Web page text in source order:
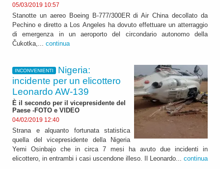
05/03/2019 10:57
Stanotte un aereo Boeing B-777/300ER di Air China decollato da
Pechino e diretto a Los Angeles ha dovuto effettuare un atterraggio
di emergenza in un aeroporto del circondario autonomo della
Čukotka,... continua
INCONVENIENTI
Nigeria:
incidente per un elicottero
Leonardo AW-139
È il secondo per il vicepresidente del
Paese -FOTO e VIDEO
04/02/2019 12:40
Strana e alquanto fortunata statistica
quella del vicepresidente della Nigeria
Yemi Osinbajo che in circa 7 mesi ha avuto due incidenti in
elicottero, in entrambi i casi uscendone illeso. Il Leonardo... continua